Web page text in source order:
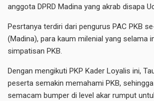
anggota DPRD Madina yang akrab disapa
Pesrtanya terdiri dari pengurus PAC PKB
(Madina), para kaum milenial yang selama
simpatisan PKB.
Dengan mengikuti PKP Kader Loyalis ini,
peserta semakin memahami PKB,
semacam bumper di level akar rumput